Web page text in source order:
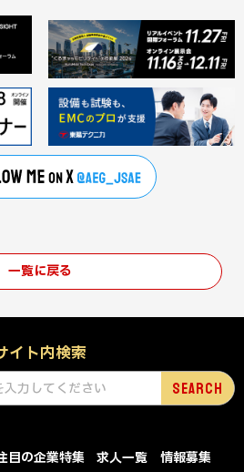
一覧に戻る
イト内検索
目の企業特集 求人一覧 情報募集